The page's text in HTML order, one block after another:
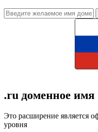
.ru доменное имя
Это расширение является
уровня